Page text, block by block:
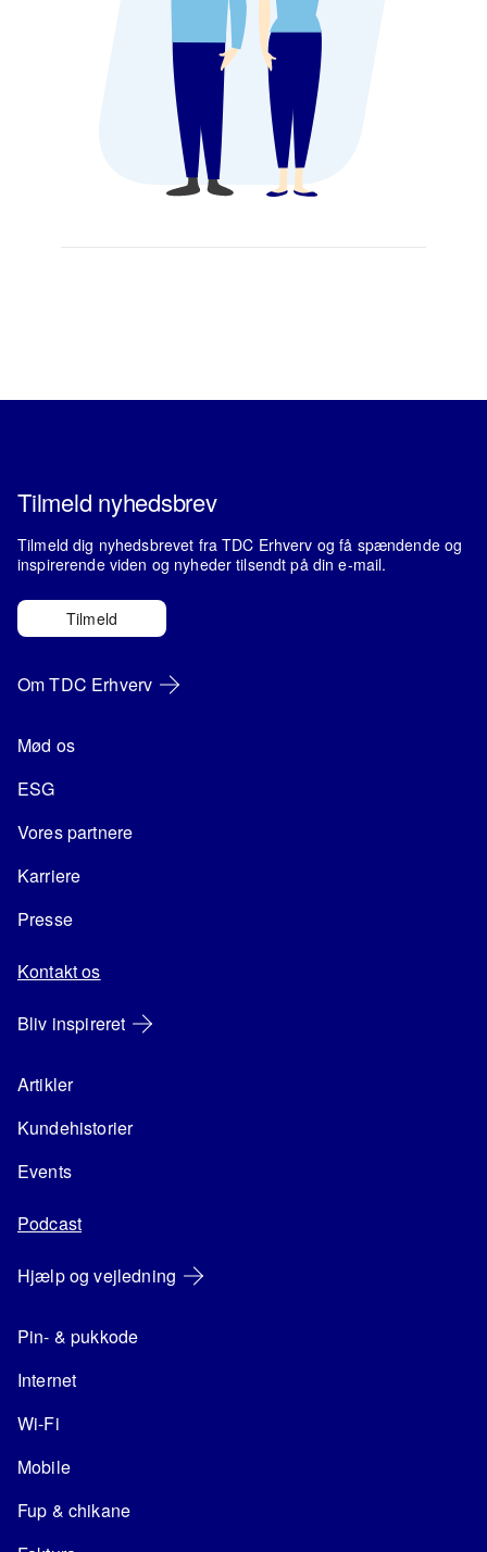
Tilmeld nyhedsbrev
Tilmeld dig nyhedsbrevet fra TDC Erhverv og få spændende og
inspirerende viden og nyheder tilsendt på din e-mail.
Tilmeld
Om TDC Erhverv
Mød os
ESG
Vores partnere
Karriere
Presse
Kontakt os
Bliv inspireret
Artikler
Kundehistorier
Events
Podcast
Hjælp og vejledning
Pin- & pukkode
Internet
Wi-Fi
Mobile
Fup & chikane